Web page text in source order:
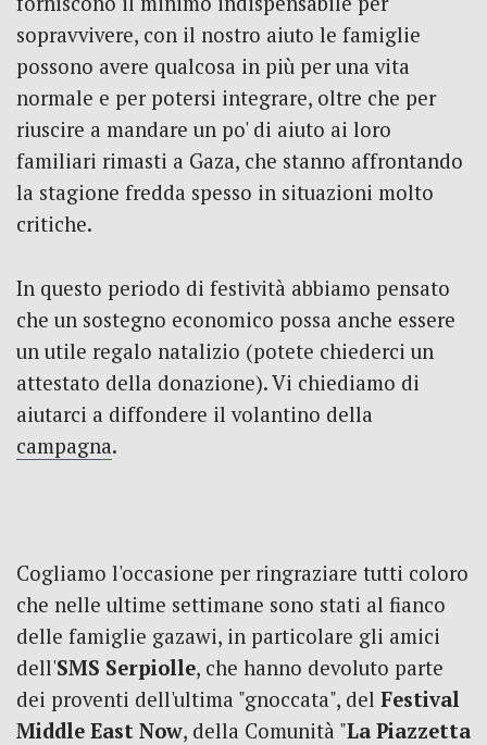
sopravvivere, con il nostro aiuto le famiglie
possono avere qualcosa in più per una vita
normale e per potersi integrare, oltre che per
riuscire a mandare un po' di aiuto ai loro
familiari rimasti a Gaza, che stanno affrontando
la stagione fredda spesso in situazioni molto
critiche.
In questo periodo di festività abbiamo pensato
che un sostegno economico possa anche essere
un utile regalo natalizio (potete chiederci un
attestato della donazione). Vi chiediamo di
aiutarci a diffondere il volantino della
campagna.
Cogliamo l'occasione per ringraziare tutti coloro
che nelle ultime settimane sono stati al fianco
delle famiglie gazawi, in particolare gli amici
dell'SMS Serpiolle, che hanno devoluto parte
dei proventi dell'ultima "gnoccata", del Festival
Middle East Now, della Comunità "La Piazzetta